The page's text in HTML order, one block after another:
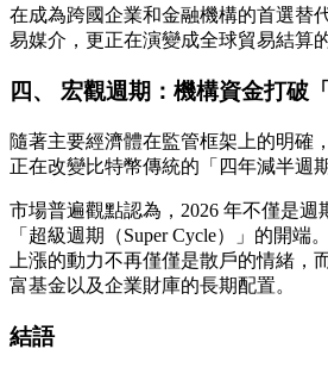
在成為跨國企業和金融機構的首選替
易媒介，更正在演變成全球貿易結算
四、 宏觀週期：機構資金打破
隨著主要經濟體在監管框架上的明確
正在改變比特幣傳統的「四年減半週
市場普遍觀點認為，2026 年不僅是週
「超級週期（Super Cycle）」的開端
上漲的動力不再僅僅是散戶的情緒，
富基金以及企業財庫的長期配置。
結語